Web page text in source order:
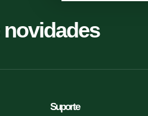
novidades
Suporte